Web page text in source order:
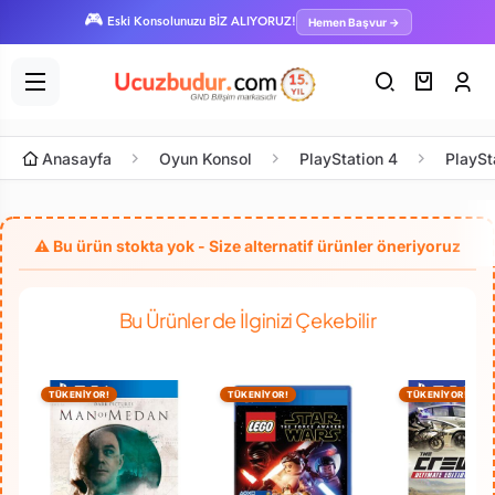
🎮 Eski Konsolunuzu BİZ ALIYORUZ! Hemen Başvur →
Anasayfa Oyun Konsol PlayStation 4
Bu Ürünler de İlginizi Çekebilir
TÜKENİYOR! TÜKENİYOR! TÜKENİYOR!